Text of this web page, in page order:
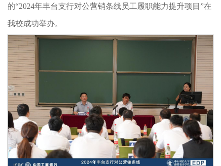
的“2024年丰台支行对公营销条线员工履职能力提升项目”在
我校成功举办。